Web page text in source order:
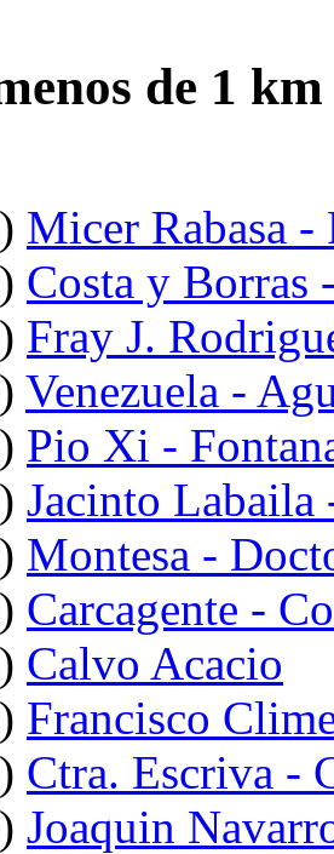
de 1
Micer Rabasa -
Costa y Borras
Fray J.
Venezuela -
Pio Xi -
Jacinto
Montesa -
Carcagente -
Calvo Acacio
Francisco
Ctra. Escriva -
Joaquin